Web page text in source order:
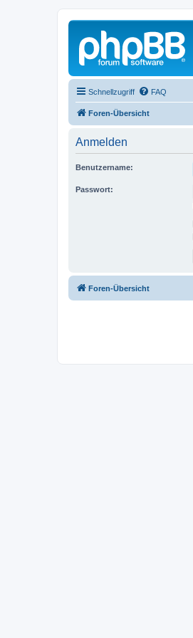
Schnellzugriff FAQ
Foren-Übersicht
Anmelden
Benutzername:
Passwort:
Foren-Übersicht